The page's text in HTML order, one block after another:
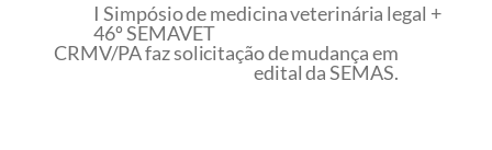
I Simpósio de medicina veterinária legal +
46º SEMAVET
CRMV/PA faz solicitação de mudança em
edital da SEMAS.